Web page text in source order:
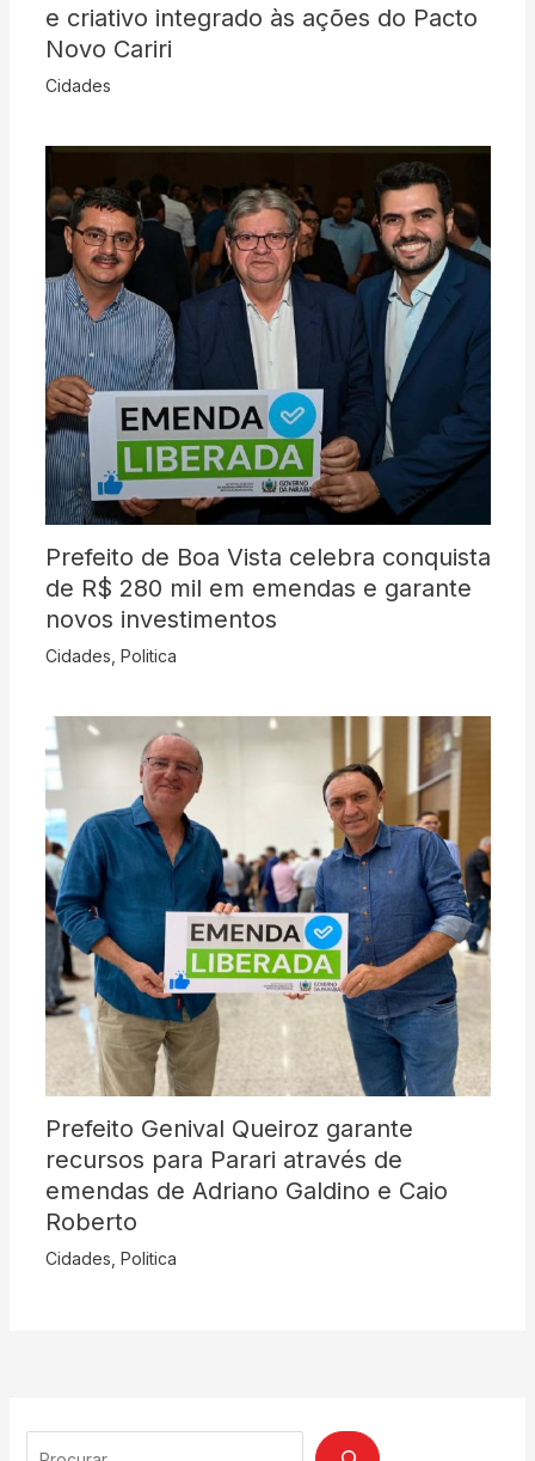
e criativo integrado às ações do Pacto
Novo Cariri
Cidades
Prefeito de Boa Vista celebra conquista
de R$ 280 mil em emendas e garante
novos investimentos
Cidades, Politica
Prefeito Genival Queiroz garante
recursos para Parari através de
emendas de Adriano Galdino e Caio
Roberto
Cidades Politica